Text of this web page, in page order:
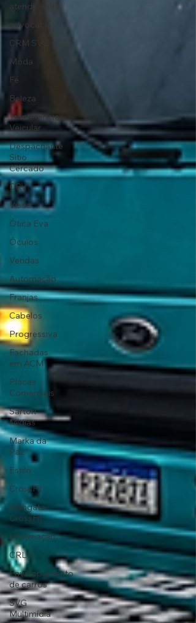
atendimento
advocacia
CRM SVG
Moda
Fé
Beleza
Tranferência
Veicular
Despachante
Sítio
Cercado
CRV
Visão
Ótica Eva
Óculos
Vendas
Automação
Franjas
Cabelos
Progressiva
Fachadas
em ACM
Placas
Comerciais
Sartori
Mídias
Marka da
Paz
Estilo
CrossFit
Mangata
CrossFit
Informação
CRLV
Envelopamento
de carros
SVG
Multimídia